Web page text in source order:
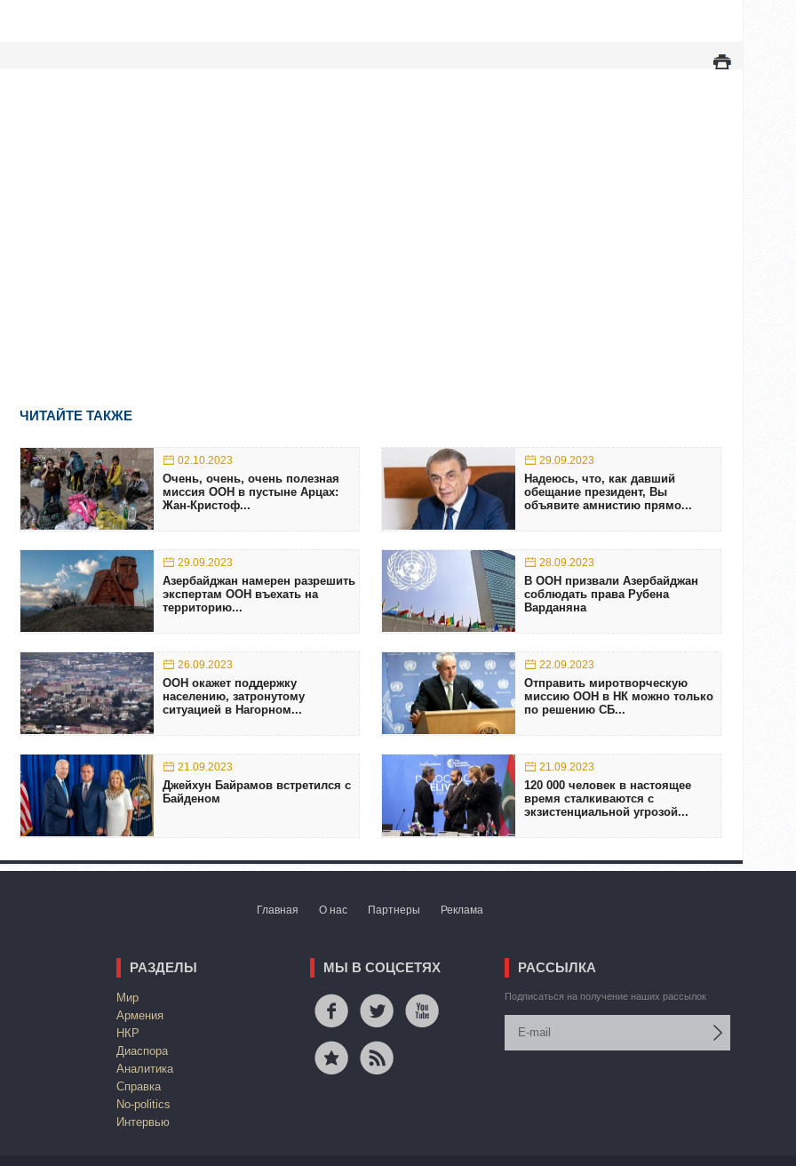
ЧИТАЙТЕ ТАКЖЕ
02.10.2023
Очень, очень, очень полезная
миссия ООН в пустыне Арцах:
Жан-Кристоф...
29.09.2023
Надеюсь, что, как давший
обещание президент, Вы
объявите амнистию прямо...
29.09.2023
Азербайджан намерен разрешить
экспертам ООН въехать на
территорию...
28.09.2023
В ООН призвали Азербайджан
соблюдать права Рубена
Варданяна
26.09.2023
ООН окажет поддержку
населению, затронутому
ситуацией в Нагорном...
22.09.2023
Отправить миротворческую
миссию ООН в НК можно только
по решению СБ...
21.09.2023
Джейхун Байрамов встретился с
Байденом
21.09.2023
120 000 человек в настоящее
время сталкиваются с
экзистенциальной угрозой...
Главная О нас Партнеры Реклама
РАЗДЕЛЫ
Mир
Армения
НКР
Диаспора
Аналитика
Справка
No-politics
Интервью
МЫ В СОЦСЕТЯХ РАССЫЛКА
Подписаться на получение наших рассылок